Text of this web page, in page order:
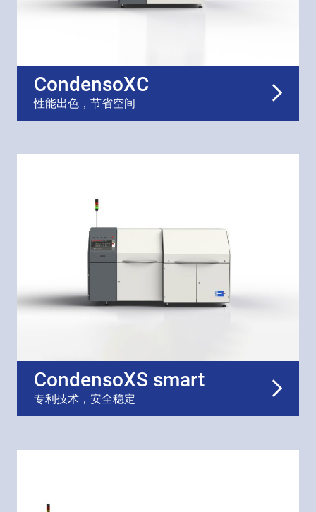
CondensoXC
性能出色，节省空间
CondensoXS smart
专利技术，安全稳定